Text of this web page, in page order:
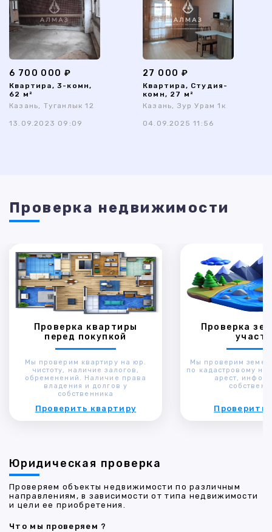
6 700 000 ₽
Квартира, 3-комн,
62 м²
Казань, Туганлык 12
13.09.2023 09:09
27 000 ₽
Квартира, Студия-
комн, 27 м²
Казань, Зур Урам 1к
04.09.2025 11:56
Проверка недвижимости
Проверка квартиры
перед покупкой
Мы проверим квартиру на юр.
чистоту, наличие залогов,
обременений. Наличие права
владения и долгов у
собственника
Проверить квартиру
Проверка
Мы проверим
по кадастровому
арест,
Проверить
Юридическая проверка
Проверяем объекты недвижимости по различным
направлениям, в зависимости от типа недвижимости
и цели ее приобретения.
Что мы проверяем ?